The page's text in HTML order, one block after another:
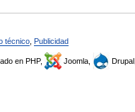
técnico Publicidad
en PHP, Joomla,
Drupal,